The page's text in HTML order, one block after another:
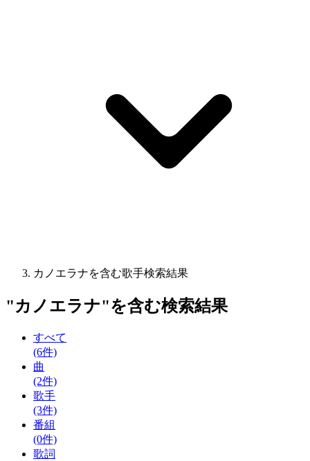
カノエラナを含む歌手検索結果
"カノエラナ"を含む検索結果
すべて
(6件)
曲
(2件)
歌手
(3件)
番組
(0件)
歌詞